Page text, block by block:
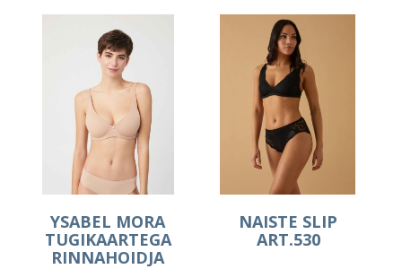
YSABEL MORA
TUGIKAARTEGA
RINNAHOIDJA
NAISTE SLIP
ART.530